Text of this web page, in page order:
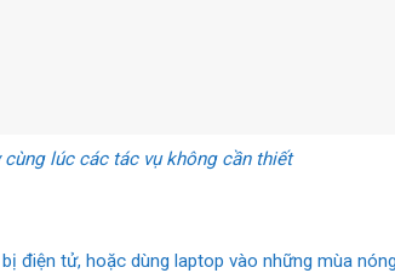
lúc các tác vụ không cần thiết
điện tử, hoặc dùng laptop vào những mùa